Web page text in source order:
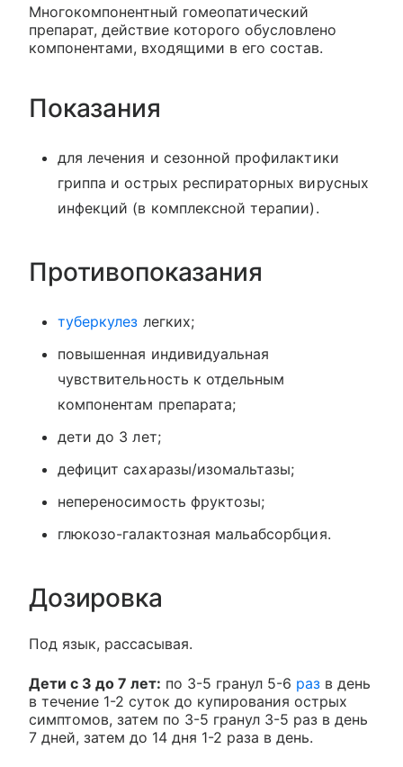
Многокомпонентный гомеопатический
препарат, действие которого обусловлено
компонентами, входящими в его состав.
Показания
для лечения и сезонной профилактики
гриппа и острых респираторных вирусных
инфекций (в комплексной терапии).
Противопоказания
туберкулез легких;
повышенная индивидуальная
чувствительность к отдельным
компонентам препарата;
дети до 3 лет;
дефицит сахаразы/изомальтазы;
непереносимость фруктозы;
глюкозо-галактозная мальабсорбция.
Дозировка
Под язык, рассасывая.
Дети с 3 до 7 лет: по 3-5 гранул 5-6 раз в день
в течение 1-2 суток до купирования острых
симптомов, затем по 3-5 гранул 3-5 раз в день
7 дней, затем до 14 дня 1-2 раза в день.